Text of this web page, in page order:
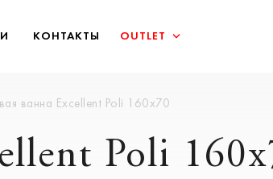
КОНТАКТЫ OUTLET
ванна Excellent Poli 160х70
Poli